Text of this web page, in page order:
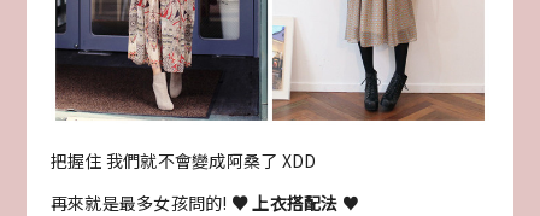
把握住 我們就不會變成阿桑了 XDD
再來就是最多女孩問的! ♥ 上衣搭配法 ♥